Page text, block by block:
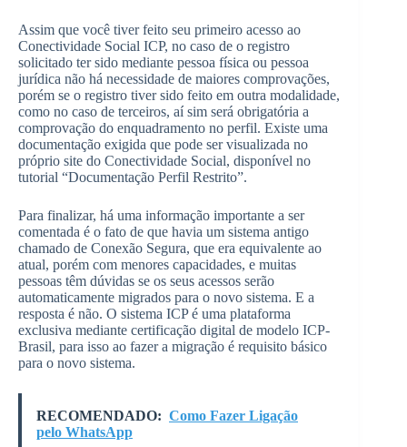
Assim que você tiver feito seu primeiro acesso ao
Conectividade Social ICP, no caso de o registro
solicitado ter sido mediante pessoa física ou pessoa
jurídica não há necessidade de maiores comprovações,
porém se o registro tiver sido feito em outra modalidade,
como no caso de terceiros, aí sim será obrigatória a
comprovação do enquadramento no perfil. Existe uma
documentação exigida que pode ser visualizada no
próprio site do Conectividade Social, disponível no
tutorial “Documentação Perfil Restrito”.
Para finalizar, há uma informação importante a ser
comentada é o fato de que havia um sistema antigo
chamado de Conexão Segura, que era equivalente ao
atual, porém com menores capacidades, e muitas
pessoas têm dúvidas se os seus acessos serão
automaticamente migrados para o novo sistema. E a
resposta é não. O sistema ICP é uma plataforma
exclusiva mediante certificação digital de modelo ICP-
Brasil, para isso ao fazer a migração é requisito básico
para o novo sistema.
RECOMENDADO: Como Fazer Ligação
pelo WhatsApp